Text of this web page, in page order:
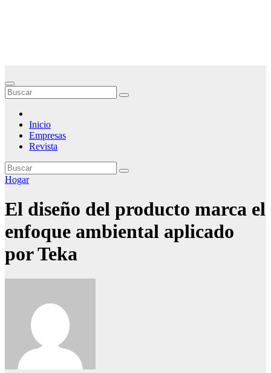
Inicio
Empresas
Revista
Hogar
El diseño del producto marca el
enfoque ambiental aplicado
por Teka